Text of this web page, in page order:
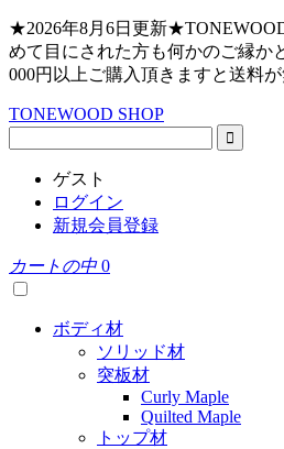
★2026年8月6日更新
めて目にされた方も何かのご縁
000円以上ご購入頂きますと送料
TONEWOOD SHOP
ゲスト
ログイン
新規会員登録
カートの中 0
ボディ材
ソリッド材
突板材
Curly Maple
Quilted Maple
トップ材